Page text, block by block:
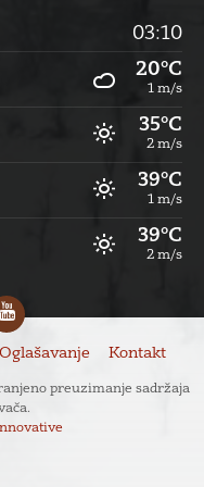
03:10
20°C
1 m/s
35°C
2 m/s
39°C
1 m/s
39°C
2 m/s
YouTube
Oglašavanje Kontakt
preuzimanje sadržaja